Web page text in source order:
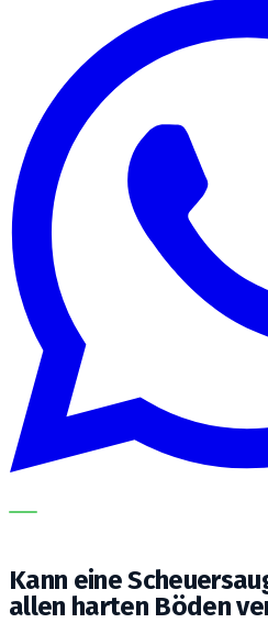
FÜR SCHRITT UND
Kann eine
allen harten Böden